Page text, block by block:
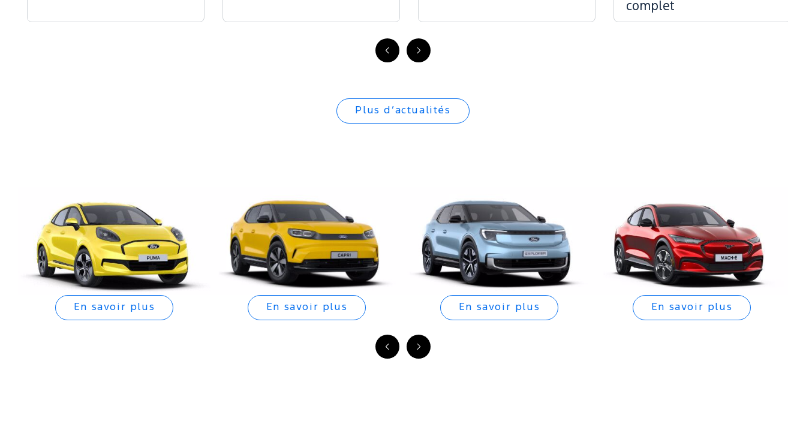
Suivant
Précédent
complet
Plus d’actualités
Suivant
Précédent
En savoir plus En savoir plus En savoir plus En savoir plus